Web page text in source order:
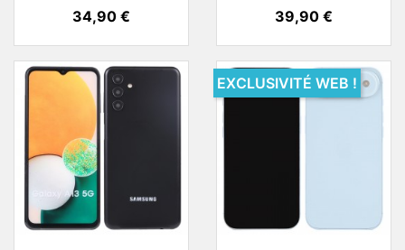
Prix
34,90 € Prix
39,90 €
EXCLUSIVITÉ WEB !